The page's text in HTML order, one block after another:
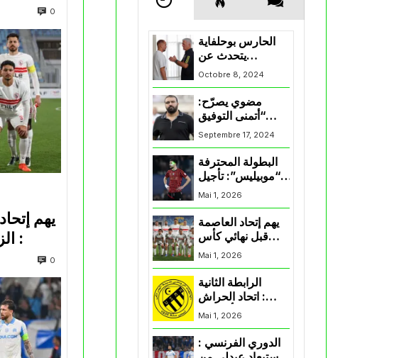
0
يهم
0
الحارس بوحلفاية
يتحدث عن
طموحاته مع
المنتخب و شباب
قسنطينة
Octobre 8, 2024
مضوي يصرّح:
“أتمنى التوفيق
لممثلي الكرة
الجزائرية في
Septembre 17, 2024
البطولة المحترفة
“موبيليس”: تأجيل
مباراة إتحاد
العاصمة وأتلتيك
بارادو
Mai 1, 2026
يهم إتحاد العاصمة
قبل نهائي كأس
اكاف : الزمالك
يسقط بثلاثية أمام
Mai 1, 2026
الرابطة الثانية
: اتحاد الحراش
يحسم التأهل إلى
“البلاي أوف”
Mai 1, 2026
الدوري الفرنسي :